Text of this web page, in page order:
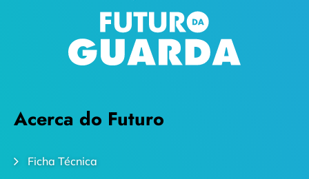
Acerca do Futuro
Ficha Técnica